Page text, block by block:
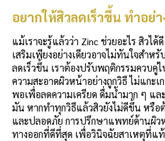
อยากให้สิวลดเร็วขึ้น ทำอย่า
แม้เราจะรู้แล้วว่า Zinc ช่วยอะไร สิวไ
เสริมเพียงอย่างเดียวอาจไม่ทันใจสำห
ลดเร็วขึ้น เราต้องปรับพฤติกรรมควบคู่ไ
ความสะอาดผิวหน้าอย่างถูกวิธี ไม่แกะ
พอเพื่อลดความเครียด ดื่มน้ำมาก ๆ แล
มัน หากทำทุกวิธีแล้วสิวยังไม่ดีขึ้น หรือ
และปลอดภัย การปรึกษาแพทย์ด้านผิว
ทางออกที่ดีที่สุด เพื่อวินิจฉัยสาเหตุที่แท้